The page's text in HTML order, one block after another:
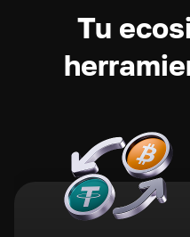
Tu